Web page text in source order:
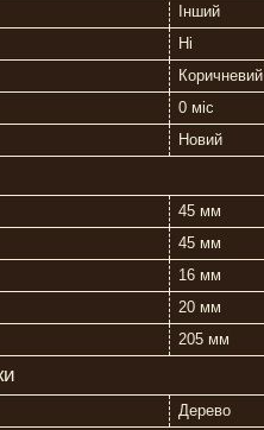
Інший
Ні
Коричневий
0 міс
Новий
45 мм
45 мм
16 мм
20 мм
205 мм
Дерево